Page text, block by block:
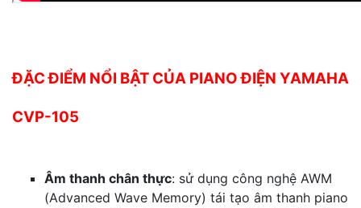
ĐẶC ĐIỂM NỔI BẬT CỦA PIANO ĐIỆN YAMAHA
CVP-105
Âm thanh chân thực: sử dụng công nghệ AWM
(Advanced Wave Memory) tái tạo âm thanh piano